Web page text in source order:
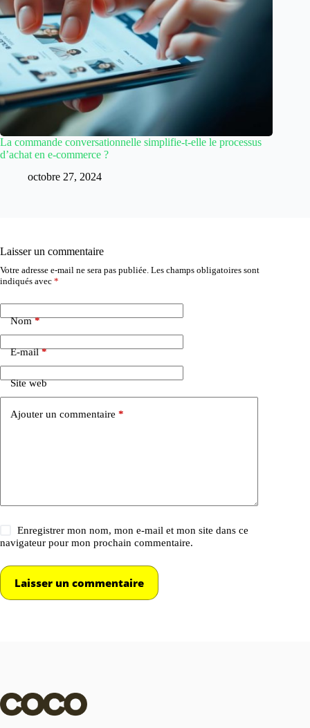
La commande conversationnelle simplifie-t-elle le processus
d’achat en e-commerce ?
octobre 27, 2024
Laisser un commentaire
Votre adresse e-mail ne sera pas publiée. Les champs obligatoires sont
indiqués avec *
Nom*
E-mail*
Site web
Ajouter un commentaire *
Enregistrer mon nom, mon e-mail et mon site dans ce
navigateur pour mon prochain commentaire.
Laisser un commentaire